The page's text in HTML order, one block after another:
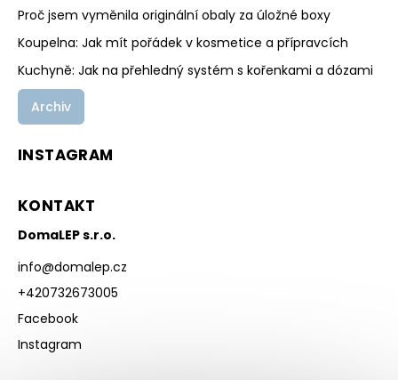
Proč jsem vyměnila originální obaly za úložné boxy
Koupelna: Jak mít pořádek v kosmetice a přípravcích
Kuchyně: Jak na přehledný systém s kořenkami a dózami
Archiv
INSTAGRAM
KONTAKT
DomaLEP s.r.o.
info@domalep.cz
+420732673005
Facebook
Instagram